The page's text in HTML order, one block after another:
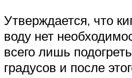
Утверждается, что
воду нет
всего лишь
градусов и после